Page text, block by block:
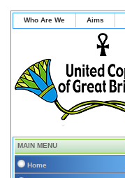
Who Are We Aims
MAIN MENU
Home